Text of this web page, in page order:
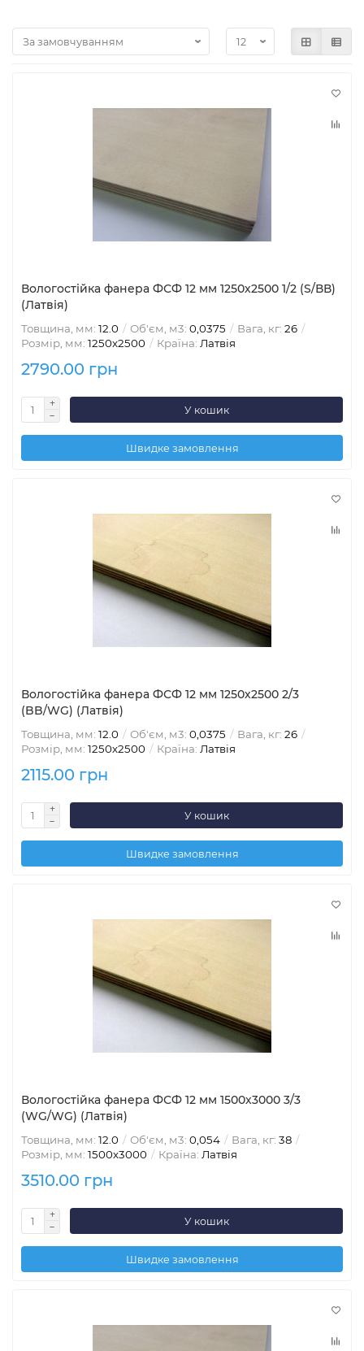
Вологостійка фанера ФСФ 12 мм 1250х2500 1/2 (S/ВВ)
(Латвія)
Товщина, мм: 12.0 Об'єм, м3: 0,0375 Вага, кг: 26
Розмір, мм: 1250х2500 Країна: Латвія
2790.00 грн
У кошик
Швидке замовлення
Вологостійка фанера ФСФ 12 мм 1250х2500 2/3
(BB/WG) (Латвія)
Товщина, мм: 12.0 Об'єм, м3: 0,0375 Вага, кг: 26
Розмір, мм: 1250х2500 Країна: Латвія
2115.00 грн
У кошик
Швидке замовлення
Вологостійка фанера ФСФ 12 мм 1500х3000 3/3
(WG/WG) (Латвія)
Товщина, мм: 12.0 Об'єм, м3: 0,054 Вага, кг: 38
Розмір, мм: 1500х3000 Країна: Латвія
3510.00 грн
У кошик
Швидке замовлення